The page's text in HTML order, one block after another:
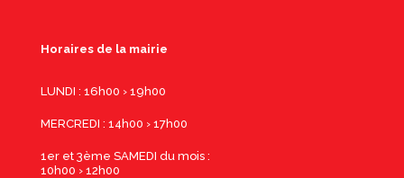
Horaires de la mairie
LUNDI : 16h00 › 19h00
MERCREDI : 14h00 › 17h00
1er et 3ème SAMEDI du mois :
10h00 › 12h00